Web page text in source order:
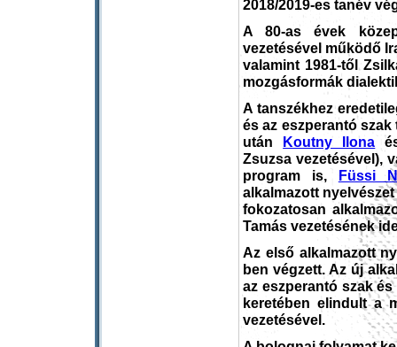
2018/2019-es tanév
A 80-as évek
vezetésével működő
valamint 1981-től
mozgásformák
A tanszékhez
és az eszperantó
után Koutny Ilona
Zsuzsa vezetésével),
program is, Füssi
alkalmazott
fokozatosan
Tamás vezetésének
Az első alkalmazott
ben végzett. Az új
az eszperantó szak
keretében elindult a
vezetésével.